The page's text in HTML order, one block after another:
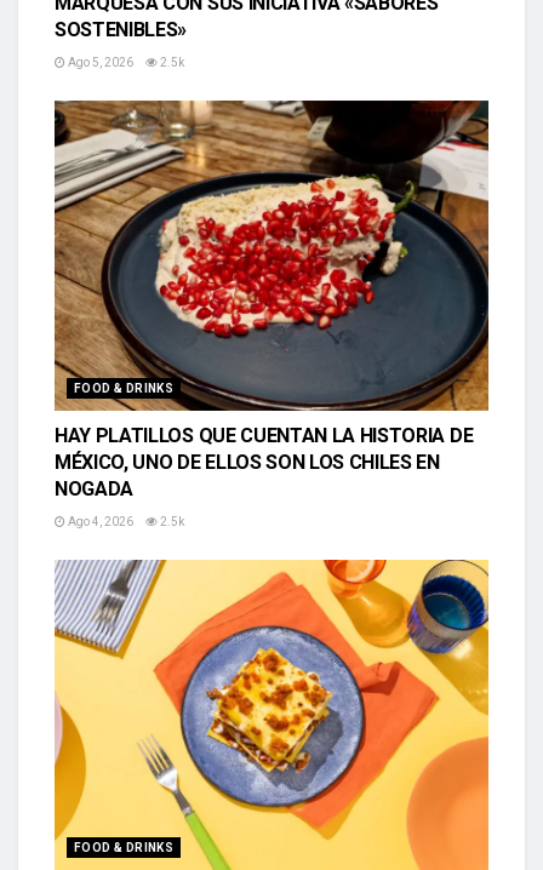
SOSTENIBLES»
Ago 5, 2026 2.5k
FOOD & DRINKS
HAY PLATILLOS QUE CUENTAN LA HISTORIA DE
MÉXICO, UNO DE ELLOS SON LOS CHILES EN
NOGADA
Ago 4, 2026 2.5k
FOOD & DRINKS